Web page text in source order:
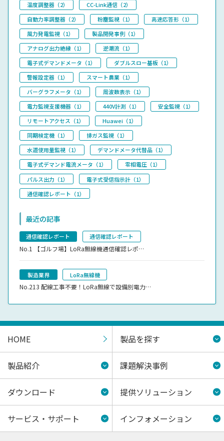
温度調整器（2）
CC-Link通信（2）
自動力率調整器（2）
粉塵監視（1）
高速応答形（1）
風力発電監視（1）
製品開発事例（1）
アナログ出力絶縁（1）
逆潮流（1）
電子式デマンドメータ（1）
ダブルスロー基板（1）
警報設定器（1）
スマート農業（1）
バーグラフメータ（1）
周波数表示（1）
電力監視支援機器（1）
440V計測（1）
安全監視（1）
リモートアクセス（1）
Huawei（1）
同期検定機（1）
排ガス監視（1）
水道使用量監視（1）
デマンドメータ代替品（1）
電子式デマンド電流メータ（1）
零相電圧（1）
パルス出力（1）
電子式受信指示計（1）
通信確認レポート（1）
最近の記事
通信確認レポート 通信確認レポート
No.1 【ゴルフ場】LoRa無線機通信確認レポ…
製造業界 LoRa無線機
No.213 配線工事不要！LoRa無線で設備別電力…
HOME 製品を探す
製品紹介 課題解決事例
ダウンロード 提供ソリューション
サービス・サポート インフォメーション